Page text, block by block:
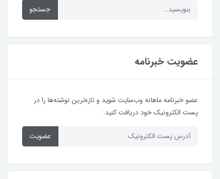
جستجو
عضویت خبرنامه
عضو خبرنامه ماهانه وب‌سایت شوید و تازه‌ترین نوشته‌ها را در
پست الکترونیک خود دریافت کنید.
عضویت